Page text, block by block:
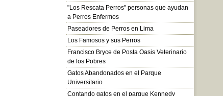
"Los Rescata Perros" personas que ayudan
a Perros Enfermos
Paseadores de Perros en Lima
Los Famosos y sus Perros
Francisco Bryce de Posta Oasis Veterinario
de los Pobres
Gatos Abandonados en el Parque
Universitario
Contando gatos en el parque Kennedy